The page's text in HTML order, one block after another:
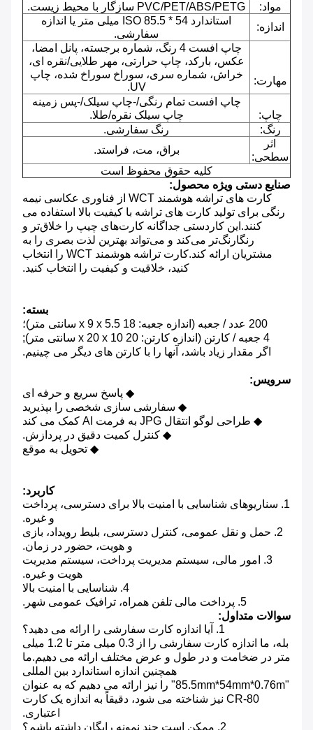
مواد:
PVC/PET/ABS/PETG سازگار با محیط زیست.
اندازه:
استاندارد ISO 85.5 * 54 میلی متر یا اندازه
سفارشی.
مهارت:
چاپ افست 4 رنگ، شماره برجسته، پانل امضا،
عکس، بارکد، چاپ حرارتی، مهر طلایی/نقره ای،
خراش، شماره سری، سوراخ سوراخ شده، چاپ
UV.
چاپ:
چاپ افست تمام رنگی/-چاپ سیلک/-پس زمینه
چاپ سیلک نقره/طلا.
رنگ:
رنگ سفارشی.
اثر
سطحی:
براق، مت، فراستد.
کلیه حقوق محفوظ است
صنایع دستی ویژه محصول:
کارت های تراشه هوشمند WCT از فناوری عکاسی نیمه
رنگی برای تولید کارت های تراشه با کیفیت بالا استفاده می
کنند.این کاردستی جداگانه کارت‌های چیپ را خلاق‌تر و
رنگارنگ‌تر می‌کند و می‌تواند بهترین لذت بصری را به
مشتریان ارائه کند.کارت تراشه هوشمند WCT را انتخاب
کنید، خلاقیت و کیفیت را انتخاب کنید.
بسته:
200 عدد / جعبه (اندازه جعبه: 18 x 9 x 5.5 سانتی متر)؛
4 جعبه / کارتن (اندازه کارتن: 20 x 20 x 10 سانتی متر);
اگر مقدار زیاد باشد، آنها را با کارتن های دیگر می چینیم.
سرویس:
◆ پاسخ سریع و حرفه ای
◆ سفارشی سازی شخصی را بپذیرید
◆ طراحی لوگو انتقال JPG به فرمت AI کمک می کند
◆ کنترل کمیت دقیق در پردازش.
◆ تحویل به موقع
کاربرد:
1. سناریوهای شناسایی با امنیت بالا برای دسترسی، پرداخت
و غیره.
2. حمل و نقل عمومی، کنترل دسترسی، بلیط رویداد، بازی
و هویت، حضور در زمان.
3. امور مالی، سیستم مدیریت پرداخت، سیستم مدیریت
هویت و غیره.
4. شناسایی با امنیت بالا
5. پرداخت مالی تلفن همراه، ترافیک عمومی شهر.
سوالات متداول:
1. آیا اندازه کارت سفارشی را ارائه می دهید؟
بله، ما اندازه کارت سفارشی را از 0.3 میلی متر تا 1.2 میلی
متر در ضخامت و در طول و عرض مختلف ارائه می دهیم.ما
همچنین اندازه استاندارد بین المللی
"85.5mm*54mm*0.76m" را نیز ارائه می دهیم که به عنوان
CR-80 نیز شناخته می شود، دقیقاً به اندازه یک کارت
اعتباری.
2. ممکن است چند نمونه رایگان داشته باشم؟